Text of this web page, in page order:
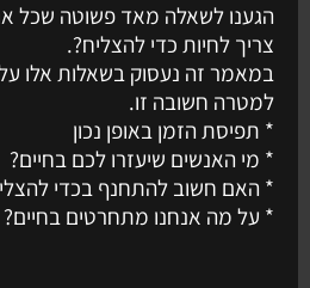
הגענו לשאלה מאד פשוטה שכל
צריך לחיות כדי להצליח?.
במאמר זה נעסוק בשאלות אלו
למטרה חשובה זו.
* תפיסת הזמן באופן נכון
* מי האנשים שיעזרו לכם בחיים?
* האם חשוב להתחנף בכדי
* על מה אנחנו מתחרטים בחיים?